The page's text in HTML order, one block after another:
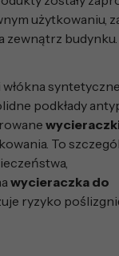
użytkowaniu,
zewnątrz budynku.
podkłady
To
wycieraczka do
ryzyko